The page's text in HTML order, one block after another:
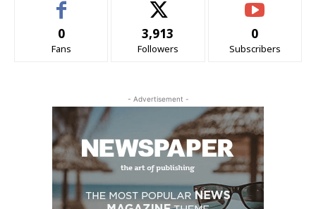
0
Fans
3,913
Followers
0
Subscribers
- Advertisement -